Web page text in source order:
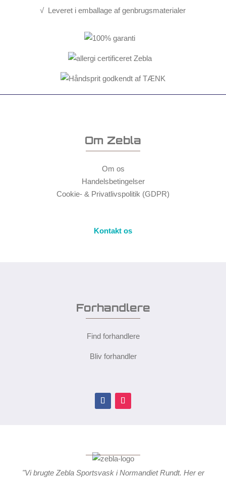
√ Leveret i emballage af genbrugsmaterialer
Om Zebla
Om os
Handelsbetingelser
Cookie- & Privatlivspolitik (GDPR)
Kontakt os
Forhandlere
Find forhandlere
Bliv forhandler
"Vi brugte Zebla Sportsvask i Normandiet Rundt. Her er